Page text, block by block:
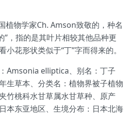
植物学家Ch. Amson致敬的，种名
”，指的是其叶片相较其他品种更
花形状类似于“丁”字而得来的。
Amsonia elliptica、别名：丁子
生草本、分类名：植物界被子植物
竹桃科水甘草属水甘草种、原产
本东亚地区、生境分布：日本北海